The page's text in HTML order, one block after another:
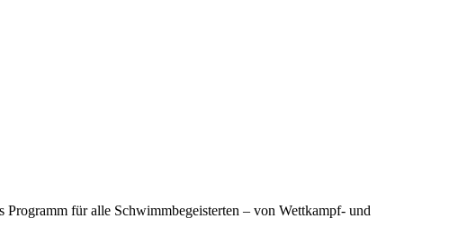
für alle Schwimmbegeisterten – von Wettkampf- und